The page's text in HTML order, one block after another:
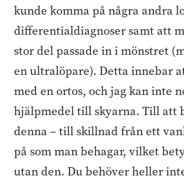
kunde komma på några andra
differentialdiagnoser samt att
stor del passade in i mönstret
en ultralöpare). Detta innebar
med en ortos, och jag kan inte
hjälpmedel till skyarna. Till att
denna – till skillnad från ett
på som man behagar, vilket
utan den. Du behöver heller